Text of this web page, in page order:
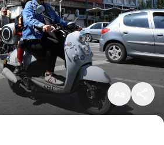
Klein
Standaard
Groot